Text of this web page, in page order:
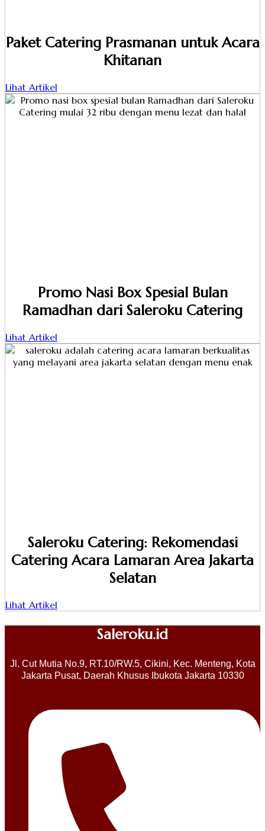
Paket Catering Prasmanan untuk Acara
Khitanan
Lihat Artikel
Promo Nasi Box Spesial Bulan
Ramadhan dari Saleroku Catering
Lihat Artikel
Saleroku Catering: Rekomendasi
Catering Acara Lamaran Area Jakarta
Selatan
Lihat Artikel
Saleroku.id
Jl. Cut Mutia No.9, RT.10/RW.5, Cikini, Kec. Menteng, Kota
Jakarta Pusat, Daerah Khusus Ibukota Jakarta 10330